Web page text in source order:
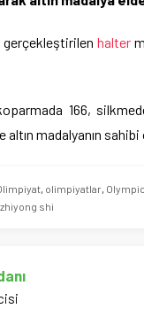
gerçekleştirilen halter
166,
madalyanın sahibi
, olimpiyatlar, Olympic
zhiyong shi